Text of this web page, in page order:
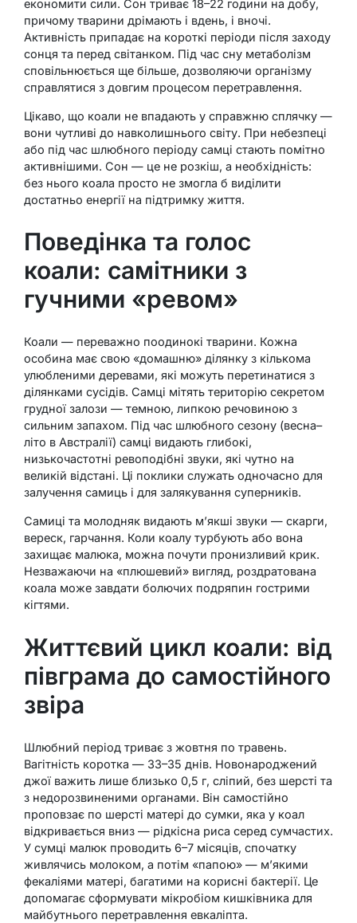
економити сили. Сон триває 18–22 години на добу,
причому тварини дрімають і вдень, і вночі.
Активність припадає на короткі періоди після заходу
сонця та перед світанком. Під час сну метаболізм
сповільнюється ще більше, дозволяючи організму
справлятися з довгим процесом перетравлення.
Цікаво, що коали не впадають у справжню сплячку —
вони чутливі до навколишнього світу. При небезпеці
або під час шлюбного періоду самці стають помітно
активнішими. Сон — це не розкіш, а необхідність:
без нього коала просто не змогла б виділити
достатньо енергії на підтримку життя.
Поведінка та голос
коали: самітники з
гучними «ревом»
Коали — переважно поодинокі тварини. Кожна
особина має свою «домашню» ділянку з кількома
улюбленими деревами, які можуть перетинатися з
ділянками сусідів. Самці мітять територію секретом
грудної залози — темною, липкою речовиною з
сильним запахом. Під час шлюбного сезону (весна–
літо в Австралії) самці видають глибокі,
низькочастотні ревоподібні звуки, які чутно на
великій відстані. Ці поклики служать одночасно для
залучення самиць і для залякування суперників.
Самиці та молодняк видають м’якші звуки — скарги,
вереск, гарчання. Коли коалу турбують або вона
захищає малюка, можна почути пронизливий крик.
Незважаючи на «плюшевий» вигляд, роздратована
коала може завдати болючих подряпин гострими
кігтями.
Життєвий цикл коали: від
півграма до самостійного
звіра
Шлюбний період триває з жовтня по травень.
Вагітність коротка — 33–35 днів. Новонароджений
джої важить лише близько 0,5 г, сліпий, без шерсті та
з недорозвиненими органами. Він самостійно
проповзає по шерсті матері до сумки, яка у коал
відкривається вниз — рідкісна риса серед сумчастих.
У сумці малюк проводить 6–7 місяців, спочатку
живлячись молоком, а потім «папою» — м’якими
фекаліями матері, багатими на корисні бактерії. Це
допомагає сформувати мікробіом кишківника для
майбутнього перетравлення евкаліпта.